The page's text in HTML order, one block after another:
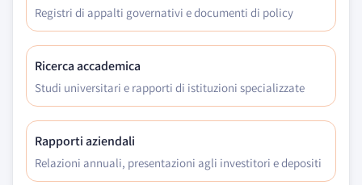
Registri di appalti governativi e documenti di policy
Ricerca accademica
Studi universitari e rapporti di istituzioni specializzate
Rapporti aziendali
Relazioni annuali, presentazioni agli investitori e depositi